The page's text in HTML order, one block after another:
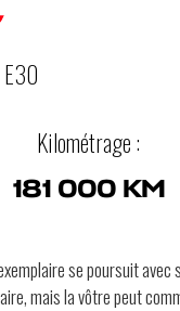
Kilométrage :
181 000 KM
se poursuit avec
mais la vôtre peut